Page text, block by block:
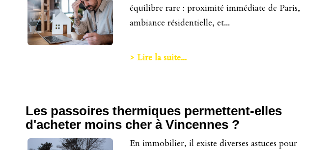
équilibre rare : proximité immédiate de Paris,
ambiance résidentielle, et...
> Lire la suite...
Les passoires thermiques permettent-elles
d'acheter moins cher à Vincennes ?
En immobilier, il existe diverses astuces pour